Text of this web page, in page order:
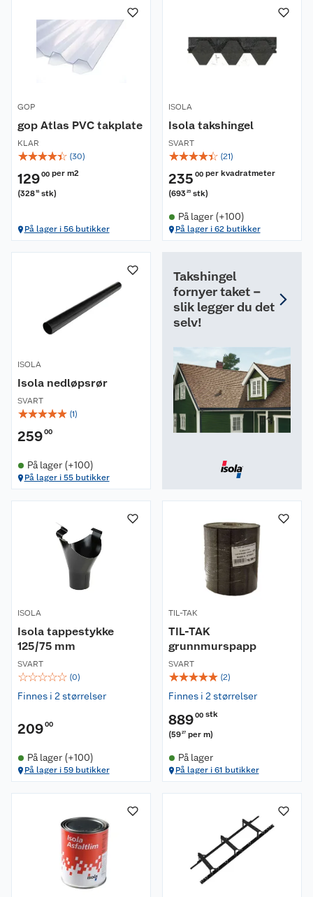
GOP
gop Atlas PVC takplate
KLAR
☆☆☆☆☆ (30)
12900 per m2
(32818 stk)
På lager i 56 butikker
ISOLA
Isola takshingel
SVART
☆☆☆☆☆ (21)
235 00 per kvadratmeter
(69325 stk)
På lager (+100)
På lager i 62 butikker
ISOLA
Isola nedløpsrør
SVART
☆☆☆☆☆ (1)
25900
På lager (+100)
På lager i 55 butikker
Takshingel
fornyer taket –
slik legger du det
selv!
ISOLA
Isola tappestykke
125/75 mm
SVART
☆☆☆☆☆ (0)
Finnes i 2 størrelser
20900
På lager (+100)
På lager i 59 butikker
TIL-TAK
TIL-TAK
grunnmurspapp
SVART
☆☆☆☆☆ (2)
Finnes i 2 størrelser
88900 stk
(5927 per m)
På lager
På lager i 61 butikker